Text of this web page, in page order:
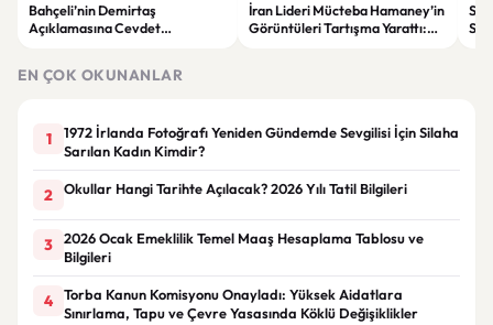
Bahçeli’nin Demirtaş
Açıklamasına Cevdet
İran Lideri Mücteba Hamaney’in
Görüntüleri Tartışma Yarattı:
EN ÇOK OKUNANLAR
1
1972 İrlanda Fotoğrafı Yeniden Gündemde Sevgilisi İçin Silaha
Sarılan Kadın Kimdir?
2 Okullar Hangi Tarihte Açılacak? 2026 Yılı Tatil Bilgileri
3
2026 Ocak Emeklilik Temel Maaş Hesaplama Tablosu ve
Bilgileri
4
Torba Kanun Komisyonu Onayladı: Yüksek Aidatlara
Sınırlama, Tapu ve Çevre Yasasında Köklü Değişiklikler